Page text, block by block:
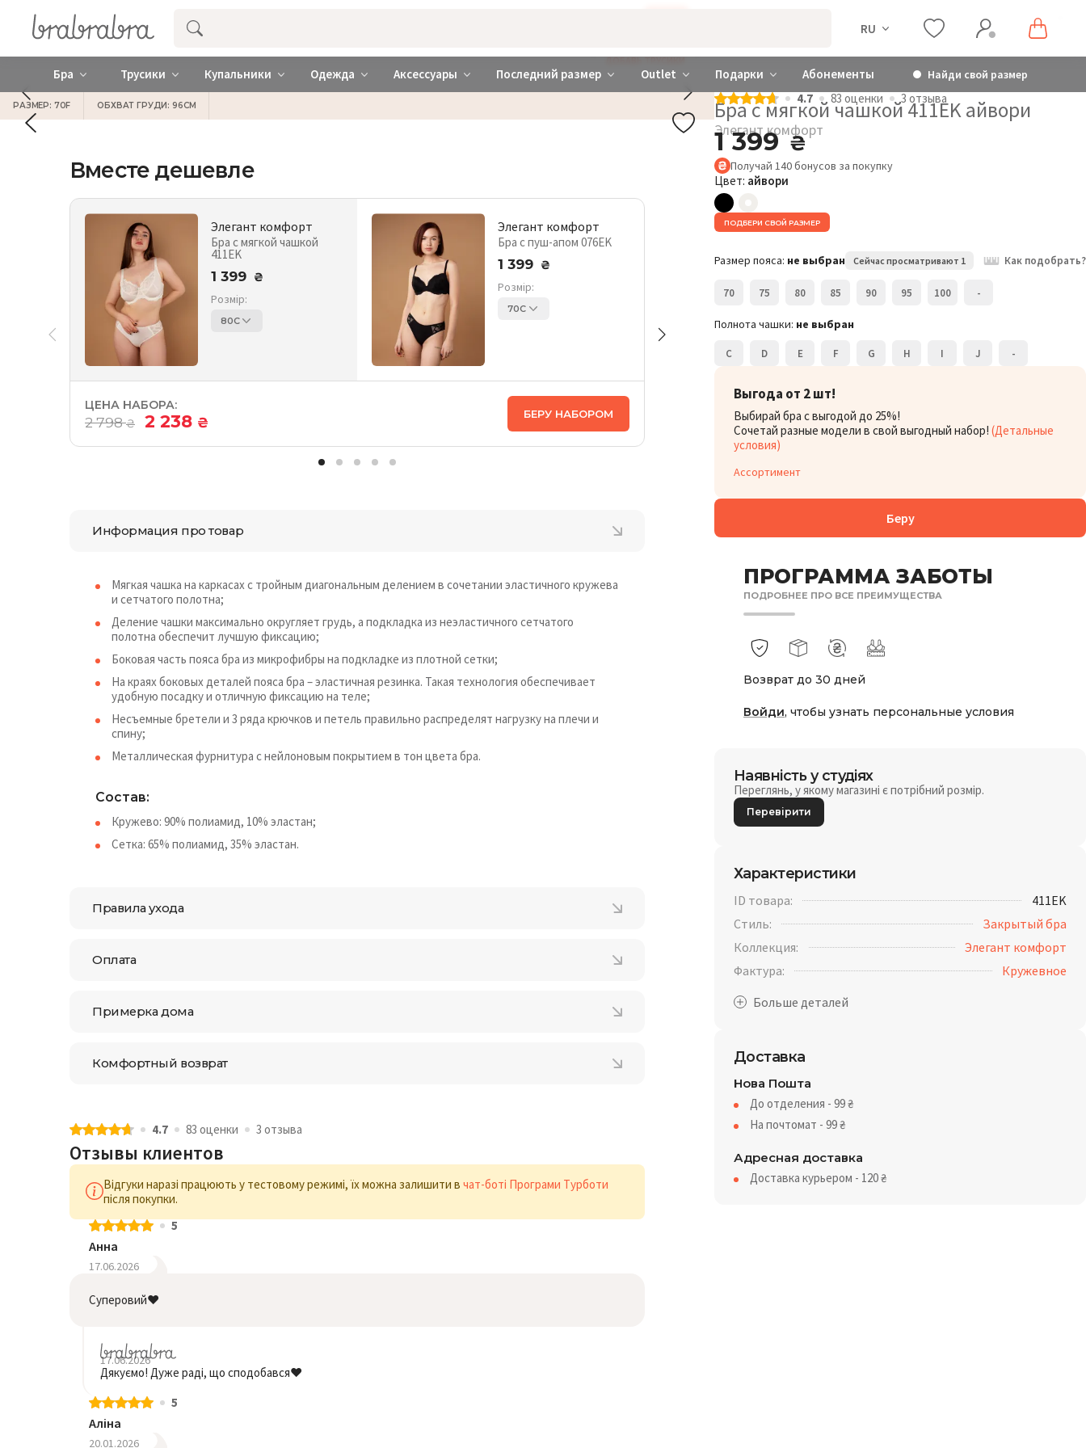
Купить нижнее женское белье ❤️ brabrabra ❤️ Киев и Украина RU
Бра Трусики Купальники Одежда Аксессуары Последний размер Outlet Подарки Абонементы Найди свой размер
ДОБАВЬ ТРУСИКИ
РАЗМЕР: 70F ОБХВАТ ГРУДИ: 96СМ 4.7 83 оценки 3 отзыва
Бра с мягкой чашкой 411EK айвори
Элегант комфорт
1 399₴
Получай 140бонусов за покупку
Цвет: айвори
ПОДБЕРИ СВОЙ РАЗМЕР
Размер пояса: не выбран Сейчас просматривают 1 Как подобрать?
70 75 80 85 90 95 100 -
Полнота чашки: не выбран
C D E F G H I J -
Выгода от 2 шт!
Выбирай бра с выгодой до 25%!
Сочетай разные модели в свой выгодный набор! (Детальные
условия)
Ассортимент
Беру
ПРОГРАММА ЗАБОТЫ
ПОДРОБНЕЕ ПРО ВСЕ ПРЕИМУЩЕСТВА
Возврат до 30 дней
Войди, чтобы узнать персональные условия
Наявність у студіях
Переглянь, у якому магазині є потрібний розмір.
Перевірити
Характеристики
ID товара:
411EK
Стиль:
Закрытый бра
Коллекция:
Элегант комфорт
Фактура:
Кружевное
Доставка
Нова Пошта
До отделения - 99₴
На почтомат - 99₴
Адресная доставка
Доставка курьером - 120₴
Вместе дешевле
Элегант комфорт
Бра с мягкой чашкой
411EK
1 399 ₴
Розмір:
80C
Элегант комфорт
Бра с пуш-апом 076EK
1 399 ₴
Розмір:
70C
ЦЕНА НАБОРА:
2 798₴ 2 238 ₴
БЕРУ НАБОРОМ
Элегант комфорт
411EK
Розмір:
80C
2 238₴
Информация про товар
Мягкая чашка на каркасах с тройным диагональным делением в сочетании эластичного кружева
и сетчатого полотна;
Деление чашки максимально округляет грудь, а подкладка из неэластичного сетчатого
полотна обеспечит лучшую фиксацию;
Боковая часть пояса бра из микрофибры на подкладке из плотной сетки;
На краях боковых деталей пояса бра – эластичная резинка. Такая технология обеспечивает
удобную посадку и отличную фиксацию на теле;
Несъемные бретели и 3 ряда крючков и петель правильно распределят нагрузку на плечи и
спину;
Металлическая фурнитура с нейлоновым покрытием в тон цвета бра.
Состав:
Кружево: 90% полиамид, 10% эластан;
Сетка: 65% полиамид, 35% эластан.
Правила ухода
Оплата
Примерка дома
Комфортный возврат
4.7 83 оценки 3 отзыва
Отзывы клиентов
Відгуки наразі працюють у тестовому режимі, їх можна залишити в чат-боті Програми Турботи
після покупки.
5
Анна
17.06.2026
Суперовий❤️
17.06.2026
Дякуємо! Дуже раді, що сподобався❤️
5
Аліна
20.01.2026